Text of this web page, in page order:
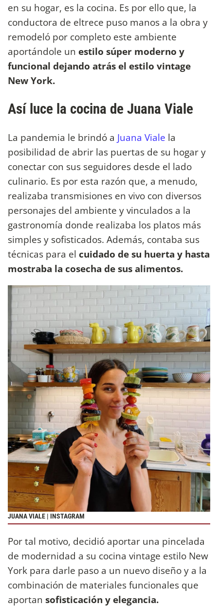
en su hogar, es la cocina. Es por ello que, la
conductora de eltrece puso manos a la obra y
remodeló por completo este ambiente
aportándole un estilo súper moderno y
funcional dejando atrás el estilo vintage
New York.
Así luce la cocina de Juana Viale
La pandemia le brindó a Juana Viale la
posibilidad de abrir las puertas de su hogar y
conectar con sus seguidores desde el lado
culinario. Es por esta razón que, a menudo,
realizaba transmisiones en vivo con diversos
personajes del ambiente y vinculados a la
gastronomía donde realizaba los platos más
simples y sofisticados. Además, contaba sus
técnicas para el cuidado de su huerta y hasta
mostraba la cosecha de sus alimentos.
JUANA VIALE | INSTAGRAM
Por tal motivo, decidió aportar una pincelada
de modernidad a su cocina vintage estilo New
York para darle paso a un nuevo diseño y a la
combinación de materiales funcionales que
aportan sofisticación y elegancia.